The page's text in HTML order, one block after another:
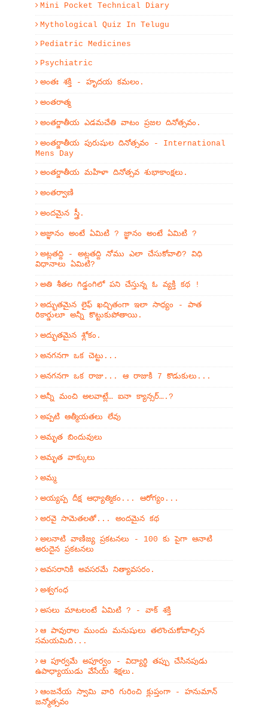
Mini Pocket Technical Diary
Mythological Quiz In Telugu
Pediatric Medicines
Psychiatric
అంతః శక్తి - హృదయ కమలం.
అంతరాత్మ
అంతర్జాతీయ ఎడమచేతి వాటం ప్రజల దినోత్సవం.
అంతర్జాతీయ పురుషుల దినోత్సవం - International
Mens Day
అంతర్జాతీయ మహిళా దినోత్సవ శుభాకాంక్షలు.
అంతర్వాణి
అందమైన స్త్రీ.
అజ్ఞానం అంటే ఏమిటి ? జ్ఞానం అంటే ఏమిటి ?
అట్లతద్ది - అట్లతద్ది నోము ఎలా చేసుకోవాలి? విధి
విధానాలు ఏమిటి?
అతి శీతల గిడ్డంగిలో పని చేస్తున్న ఓ వ్యక్తి కథ !
అద్భుతమైన లైఫ్ ఖచ్చితంగా ఇలా సాధ్యం - పాత
రికార్డులూ అన్నీ కొట్టుకుపోతాయి.
అద్భుతమైన శ్లోకం.
అనగనగా ఒక చెట్టు...
అనగనగా ఒక రాజు... ఆ రాజుకి 7 కొడుకులు...
అన్నీ మంచి అలవాట్లే… ఐనా క్యాన్సర్….?
అప్పటి ఆత్మీయతలు లేవు
అమృత బిందువులు
అమృత వాక్కులు
అమ్మ
అయ్యప్ప దీక్ష ఆధ్యాత్మికం... ఆరోగ్యం...
అరవై సామెతలతో... అందమైన కథ
అలనాటి వాణిజ్య ప్రకటనలు - 100 కు పైగా ఆనాటి
అరుదైన ప్రకటనలు
అవసరానికి అవసరమే నిత్యావసరం.
అశ్వగంధ
అసలు మాటలంటే ఏమిటి ? - వాక్ శక్తి
ఆ పావురాల ముందు మనుషులు తలొంచుకోవాల్సిన
సమయమిది...
ఆ పూర్వమే అపూర్వం - విద్యార్థి తప్పు చేసినపుడు
ఉపాధ్యాయుడు వేసేయ్ శిక్షలు.
ఆంజనేయ స్వామి వారి గురించి క్లుప్తంగా - హనుమాన్
జన్మోత్సవం